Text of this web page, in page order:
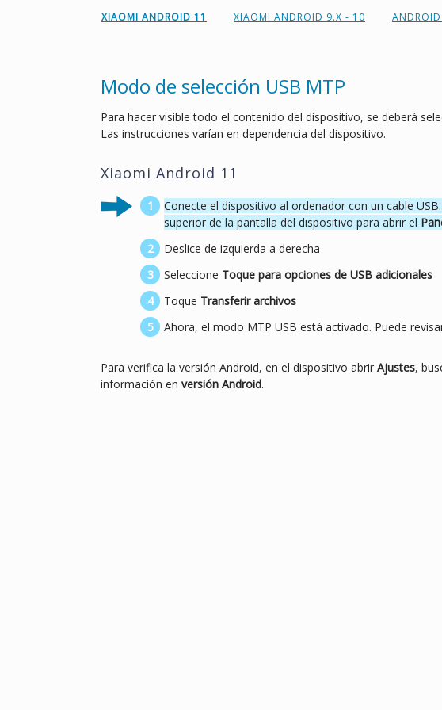
XIAOMI ANDROID 11 XIAOMI ANDROID 9.X - 10
Modo de selección USB MTP
Para hacer visible todo el contenido del dispositivo, se deberá
Las instrucciones varían en dependencia del dispositivo.
Xiaomi Android 11
Conecte el dispositivo al ordenador con un cable
superior de la pantalla del dispositivo para abrir el
Deslice de izquierda a derecha
Seleccione Toque para opciones de USB adicionales
Toque Transferir archivos
Ahora, el modo MTP USB está activado. Puede
Para verifica la versión Android, en el dispositivo abrir Ajustes,
información en versión Android.